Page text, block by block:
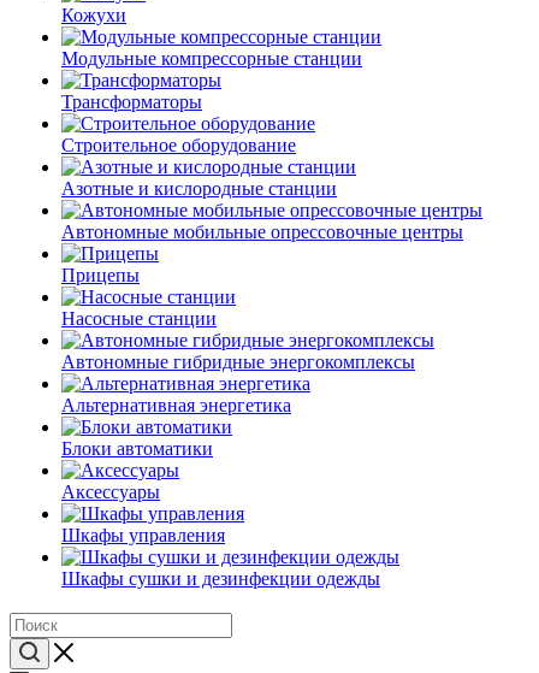
Кожухи
Модульные компрессорные станции
Трансформаторы
Строительное оборудование
Азотные и кислородные станции
Автономные мобильные опрессовочные центры
Прицепы
Насосные станции
Автономные гибридные энергокомплексы
Альтернативная энергетика
Блоки автоматики
Аксессуары
Шкафы управления
Шкафы сушки и дезинфекции одежды